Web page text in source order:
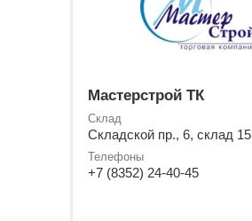
Мастерстрой ТК
Склад
Складской пр., 6, склад 15
Телефоны
+7 (8352) 24-40-45